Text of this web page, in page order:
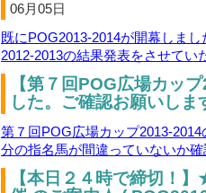
06月05日
既にPOG2013-2014が開幕しま
2012-2013の結果発表をさせてい
【第７回POG広場カッ
した。ご確認お願いし
第７回POG広場カップ2013-
分の指名馬が間違っていないか
【本日２４時で締切！